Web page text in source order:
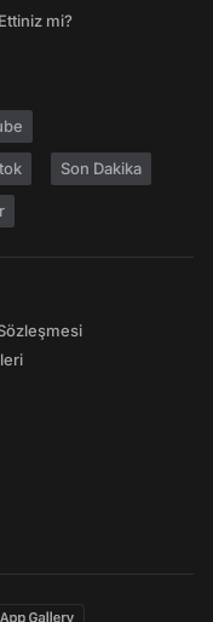
mi?
Son Dakika